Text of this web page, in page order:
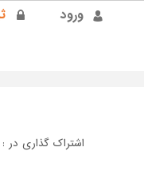
ورود
اشتراک گذاری در :